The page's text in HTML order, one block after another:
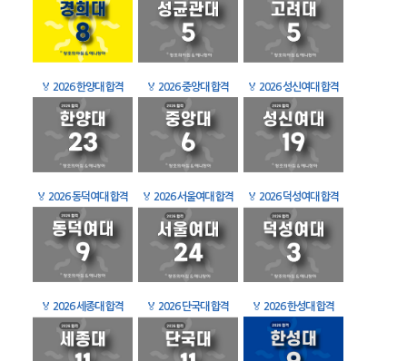
🏅 2026 한양대 합격 🏅 2026 중앙대 합격 🏅 2026 성신여대 합격
🏅 2026 동덕여대 합격 🏅 2026 서울여대 합격 🏅 2026 덕성여대 합격
🏅 2026 세종대 합격 🏅 2026 단국대 합격 🏅 2026 한성대 합격